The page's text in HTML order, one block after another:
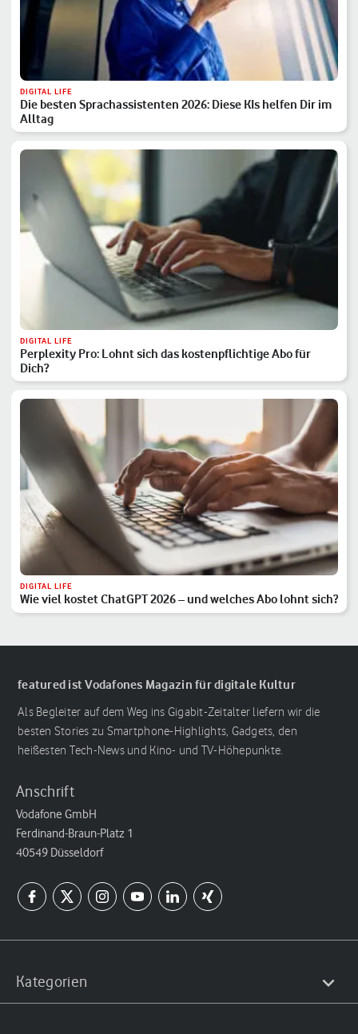
DIGITAL LIFE
Die besten Sprachassistenten 2026: Diese KIs helfen Dir im
Alltag
DIGITAL LIFE
Perplexity Pro: Lohnt sich das kostenpflichtige Abo für
Dich?
DIGITAL LIFE
Wie viel kostet ChatGPT 2026 – und welches Abo lohnt sich?
featured ist Vodafones Magazin für digitale Kultur
Als Begleiter auf dem Weg ins Gigabit-Zeitalter liefern wir die
besten Stories zu Smartphone-Highlights, Gadgets, den
heißesten Tech-News und Kino- und TV-Höhepunkte.
Anschrift
Vodafone GmbH
Ferdinand-Braun-Platz 1
40549 Düsseldorf
Kategorien